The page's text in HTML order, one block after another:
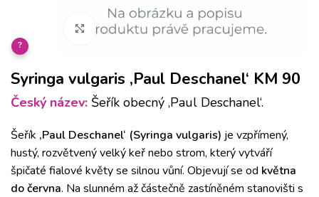
Klikněte pro zvětšení
?
Syringa vulgaris ‚Paul Deschanel‘ KM 90
Český název: Šeřík obecný ‚Paul Deschanel‘.
Šeřík ‚Paul Deschanel‘ (Syringa vulgaris) je vzpřímený,
hustý, rozvětvený velký keř nebo strom, který vytváří
špičaté fialové květy se silnou vůní. Objevují se od května
do června. Na slunném až částečně zastíněném stanovišti s